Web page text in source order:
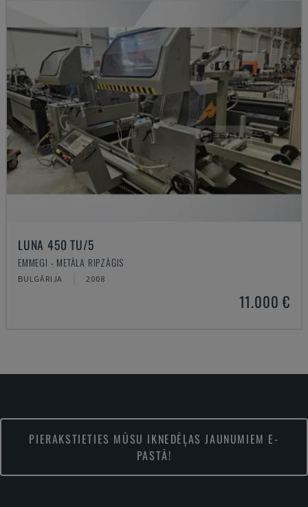
LUNA 450 TU/5
EMMEGI - METĀLA RIPZĀĢIS
BULGĀRIJA 2008
11.000 €
PIERAKSTIETIES MŪSU IKNEDĒĻAS JAUNUMIEM E-
PASTĀ!